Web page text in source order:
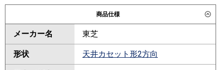
商品仕様
メーカー名 東芝
形状 天井カセット形2方向